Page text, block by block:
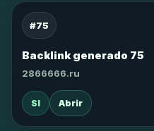
#75
Backlink generado 75
2866666.ru
SI Abrir